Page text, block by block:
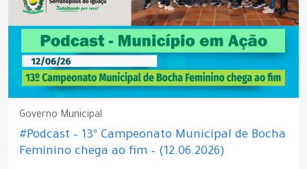
Governo Municipal
#Podcast – 13º Campeonato Municipal de Bocha
Feminino chega ao fim – (12.06.2026)